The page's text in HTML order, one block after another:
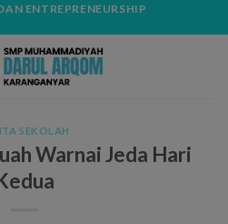
ENTREPRENEURSHIP
SEKOLAH
Warnai Jeda Hari